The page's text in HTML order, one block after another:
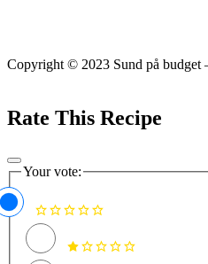
Copyright © 2023 Sund på budget
Rate This Recipe
Your vote: